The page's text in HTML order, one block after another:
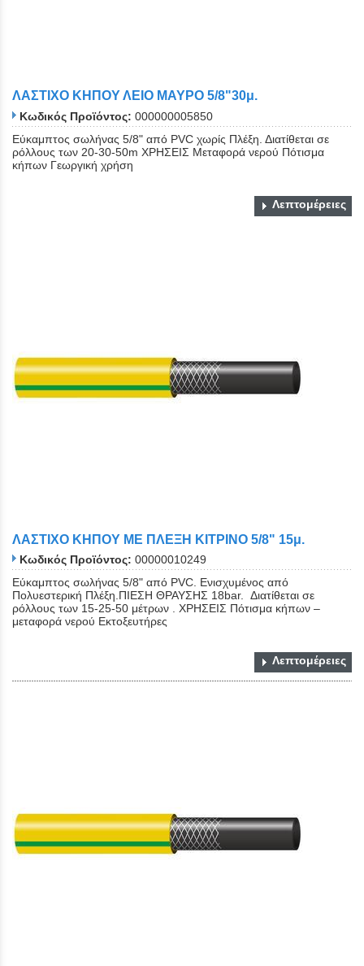
Close
ΛΑΣΤΙΧΟ ΚΗΠΟΥ ΛΕΙΟ ΜΑΥΡΟ 5/8"30μ.
Κωδικός Προϊόντος: 000000005850
Εύκαμπτος σωλήνας 5/8" από PVC χωρίς Πλέξη. Διατίθεται σε
ρόλλους των 20-30-50m ΧΡΗΣΕΙΣ Μεταφορά νερού Πότισμα
κήπων Γεωργική χρήση
Λεπτομέρειες
ΛΑΣΤΙΧΟ ΚΗΠΟΥ ΜΕ ΠΛΕΞΗ ΚΙΤΡΙΝΟ 5/8" 15μ.
Κωδικός Προϊόντος: 00000010249
Εύκαμπτος σωλήνας 5/8" από PVC. Eνισχυμένος από
Πολυεστερική Πλέξη.ΠΙΕΣΗ ΘΡΑΥΣΗΣ 18bar. Διατίθεται σε
ρόλλους των 15-25-50 μέτρων . ΧΡΗΣΕΙΣ Πότισμα κήπων –
μεταφορά νερού Εκτοξευτήρες
Λεπτομέρειες